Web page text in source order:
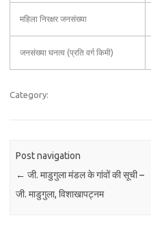
महिला निरक्षर जनसंख्या
जनसंख्या घनत्व (प्रति वर्ग किमी)
Category:
Post navigation
← जी. माडुगुला मंडल के गांवों की सूची –
जी. माडुगुला, विशाखापट्नम